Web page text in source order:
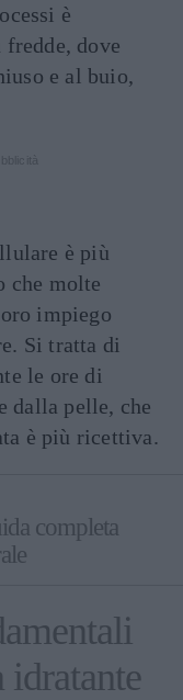
è
dove
e al buio,
è più
che molte
impiego
Si tratta di
le ore di
dalla pelle, che
è più ricettiva.
completa
idratante